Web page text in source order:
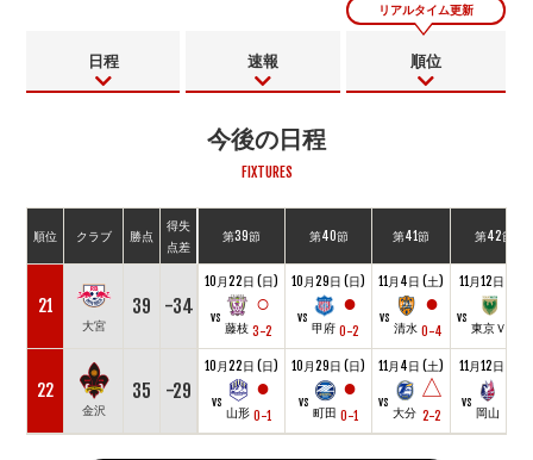
日程 速報 順位
リアルタイム更新
今後の日程
FIXTURES
順位 クラブ 勝点
得失
点差
第39節 第40節 第41節 第42節
21
大宮
39 -34
10月22日 (日)
vs
藤枝
○
3-2
10月29日 (日)
vs
甲府
●
0-2
11月4日 (土)
vs
清水
●
0-4
11月12日 (日)
vs
東京Ｖ
22
金沢
35 -29
10月22日 (日)
vs
山形
●
0-1
10月29日 (日)
vs
町田
●
0-1
11月4日 (土)
vs
大分
△
2-2
11月12日 (日)
vs
岡山